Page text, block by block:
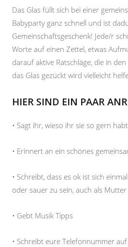
Das Glas füllt sich bei einer
Babyparty ganz schnell und ist
Gemeinschaftsgeschenk! Jede/r
Worte auf einen Zettel, etwas
darauf aktive Ratschläge, die in
das Glas gezückt wird vielleicht
HIER SIND EIN PAAR
• Sagt ihr, wieso ihr sie so gern habt
• Erinnert an ein schönes
• Schreibt, dass es ok ist sich
oder sauer zu sein, auch als Mutter
• Gebt Musik Tipps
• Schreibt eure Telefonnummer